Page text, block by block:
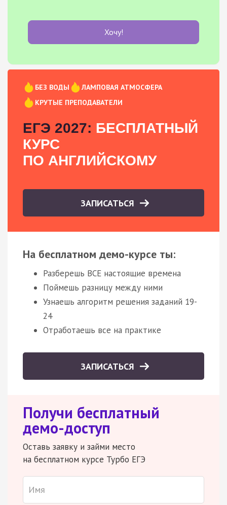
Хочу!
БЕЗ ВОДЫ
ЛАМПОВАЯ АТМОСФЕРА
КРУТЫЕ ПРЕПОДАВАТЕЛИ
ЕГЭ 2027: БЕСПЛАТНЫЙ
КУРС
ПО АНГЛИЙСКОМУ
ЗАПИСАТЬСЯ
На бесплатном демо-курсе ты:
Разберешь ВСЕ настоящие времена
Поймешь разницу между ними
Узнаешь алгоритм решения заданий 19-
24
Отработаешь все на практике
ЗАПИСАТЬСЯ
Получи бесплатный
демо-доступ
Оставь заявку и займи место
на бесплатном курсе Турбо ЕГЭ